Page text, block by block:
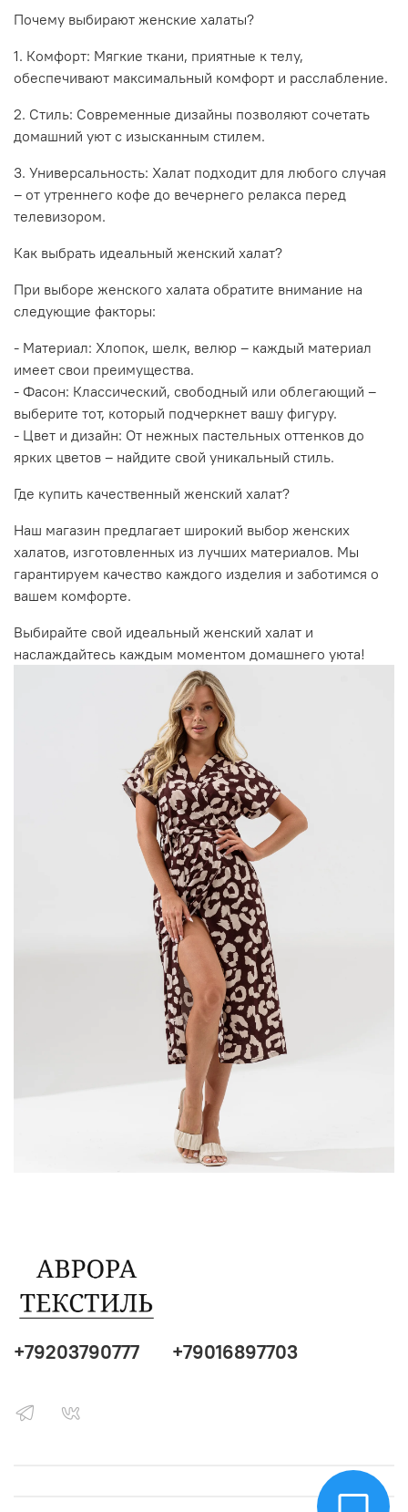
Почему выбирают женские халаты?
1. Комфорт: Мягкие ткани, приятные к телу,
обеспечивают максимальный комфорт и расслабление.
2. Стиль: Современные дизайны позволяют сочетать
домашний уют с изысканным стилем.
3. Универсальность: Халат подходит для любого случая
– от утреннего кофе до вечернего релакса перед
телевизором.
Как выбрать идеальный женский халат?
При выборе женского халата обратите внимание на
следующие факторы:
- Материал: Хлопок, шелк, велюр – каждый материал
имеет свои преимущества.
- Фасон: Классический, свободный или облегающий –
выберите тот, который подчеркнет вашу фигуру.
- Цвет и дизайн: От нежных пастельных оттенков до
ярких цветов – найдите свой уникальный стиль.
Где купить качественный женский халат?
Наш магазин предлагает широкий выбор женских
халатов, изготовленных из лучших материалов. Мы
гарантируем качество каждого изделия и заботимся о
вашем комфорте.
Выбирайте свой идеальный женский халат и
наслаждайтесь каждым моментом домашнего уюта!
+79203790777 +79016897703